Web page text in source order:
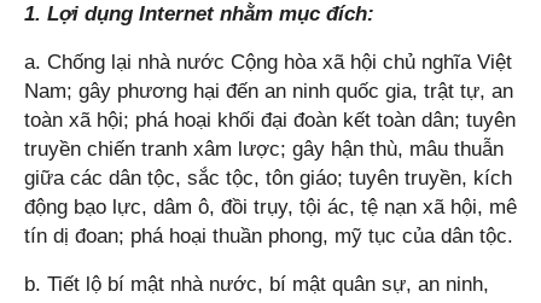
1. Lợi dụng Internet nhằm mục đích:
a. Chống lại nhà nước Cộng hòa xã hội chủ nghĩa Việt
Nam; gây phương hại đến an ninh quốc gia, trật tự, an
toàn xã hội; phá hoại khối đại đoàn kết toàn dân; tuyên
truyền chiến tranh xâm lược; gây hận thù, mâu thuẫn
giữa các dân tộc, sắc tộc, tôn giáo; tuyên truyền, kích
động bạo lực, dâm ô, đồi trụy, tội ác, tệ nạn xã hội, mê
tín dị đoan; phá hoại thuần phong, mỹ tục của dân tộc.
b. Tiết lộ bí mật nhà nước, bí mật quân sự, an ninh,